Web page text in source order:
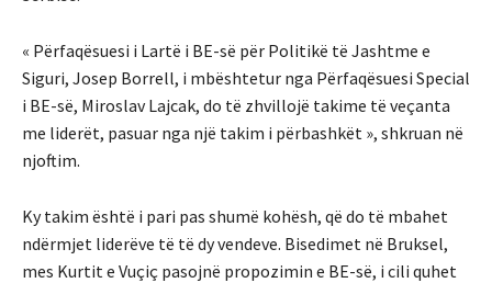
« Përfaqësuesi i Lartë i BE-së për Politikë të Jashtme e
Siguri, Josep Borrell, i mbështetur nga Përfaqësuesi Special
i BE-së, Miroslav Lajcak, do të zhvillojë takime të veçanta
me liderët, pasuar nga një takim i përbashkët », shkruan nё
njoftim.
Ky takim është i pari pas shumë kohësh, që do të mbahet
ndërmjet liderëve të të dy vendeve. Bisedimet në Bruksel,
mes Kurtit e Vuçiç pasojnë propozimin e BE-së, i cili quhet